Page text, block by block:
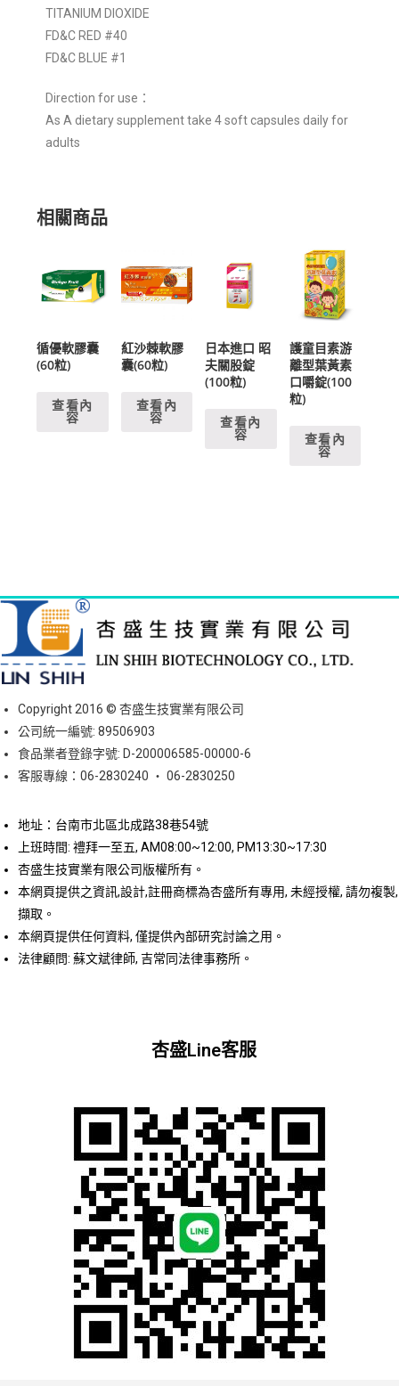
TITANIUM DIOXIDE
FD&C RED #40
FD&C BLUE #1
Direction for use：
As A dietary supplement take 4 soft capsules daily for
adults
相關商品
循優軟膠囊
(60粒)
查看內
容
紅沙棘軟膠
囊(60粒)
查看內
容
日本進口 昭
夫關股錠
(100粒)
查看內
容
護童目素游
離型葉黃素
口嚼錠(100
粒)
查看內
容
Copyright 2016 © 杏盛生技實業有限公司
公司統一編號: 89506903
食品業者登錄字號: D-200006585-00000-6
客服專線：06-2830240 ‧ 06-2830250
地址：台南市北區北成路38巷54號
上班時間: 禮拜一至五, AM08:00~12:00, PM13:30~17:30
杏盛生技實業有限公司版權所有。
本網頁提供之資訊,設計,註冊商標為杏盛所有專用, 未經授權, 請勿複製,
擷取。
本網頁提供任何資料, 僅提供內部研究討論之用。
法律顧問: 蘇文斌律師, 吉常同法律事務所。
杏盛Line客服